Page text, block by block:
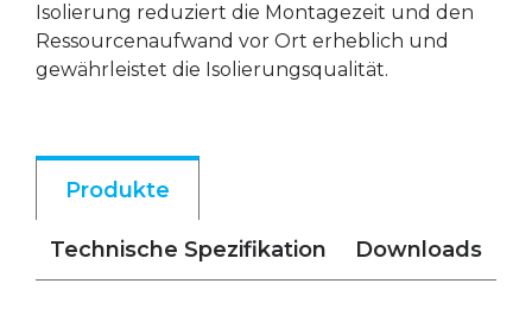
Isolierung reduziert die Montagezeit und den
Ressourcenaufwand vor Ort erheblich und
gewährleistet die Isolierungsqualität.
Produkte
Technische Spezifikation Downloads